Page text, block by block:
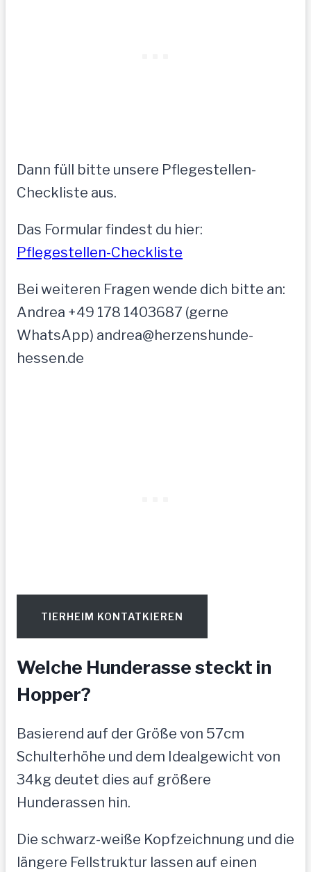
Dann füll bitte unsere Pflegestellen-
Checkliste aus.
Das Formular findest du hier:
Pflegestellen-Checkliste
Bei weiteren Fragen wende dich bitte an:
Andrea +49 178 1403687 (gerne
WhatsApp) andrea@herzenshunde-
hessen.de
TIERHEIM KONTATKIEREN
Welche Hunderasse steckt in
Hopper?
Basierend auf der Größe von 57cm
Schulterhöhe und dem Idealgewicht von
34kg deutet dies auf größere
Hunderassen hin.
Die schwarz-weiße Kopfzeichnung und die
längere Fellstruktur lassen auf einen